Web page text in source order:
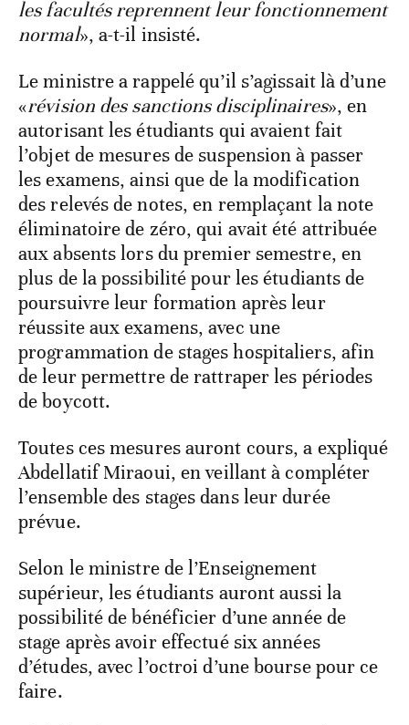
les facultés reprennent leur fonctionnement
normal», a-t-il insisté.
Le ministre a rappelé qu’il s’agissait là d’une
«révision des sanctions disciplinaires», en
autorisant les étudiants qui avaient fait
l’objet de mesures de suspension à passer
les examens, ainsi que de la modification
des relevés de notes, en remplaçant la note
éliminatoire de zéro, qui avait été attribuée
aux absents lors du premier semestre, en
plus de la possibilité pour les étudiants de
poursuivre leur formation après leur
réussite aux examens, avec une
programmation de stages hospitaliers, afin
de leur permettre de rattraper les périodes
de boycott.
Toutes ces mesures auront cours, a expliqué
Abdellatif Miraoui, en veillant à compléter
l’ensemble des stages dans leur durée
prévue.
Selon le ministre de l’Enseignement
supérieur, les étudiants auront aussi la
possibilité de bénéficier d’une année de
stage après avoir effectué six années
d’études, avec l’octroi d’une bourse pour ce
faire.